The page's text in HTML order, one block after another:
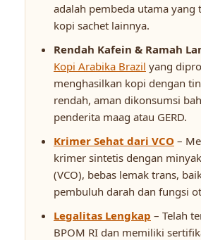
adalah pembeda utama
kopi sachet lainnya.
Rendah Kafein & Ramah
Kopi Arabika Brazil yang
menghasilkan kopi dengan
rendah, aman dikonsumsi
penderita maag atau GERD.
Krimer Sehat dari VCO –
krimer sintetis dengan
(VCO), bebas lemak trans,
pembuluh darah dan fungsi
Legalitas Lengkap – Telah
BPOM RI dan memiliki